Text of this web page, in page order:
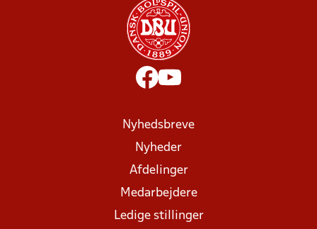
Nyhedsbreve
Nyheder
Afdelinger
Medarbejdere
Ledige stillinger